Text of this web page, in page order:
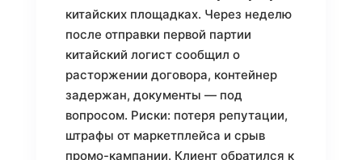
китайских площадках. Через неделю
после отправки первой партии
китайский логист сообщил о
расторжении договора, контейнер
задержан, документы — под
вопросом. Риски: потеря репутации,
штрафы от маркетплейса и срыв
промо-кампании. Клиент обратился к